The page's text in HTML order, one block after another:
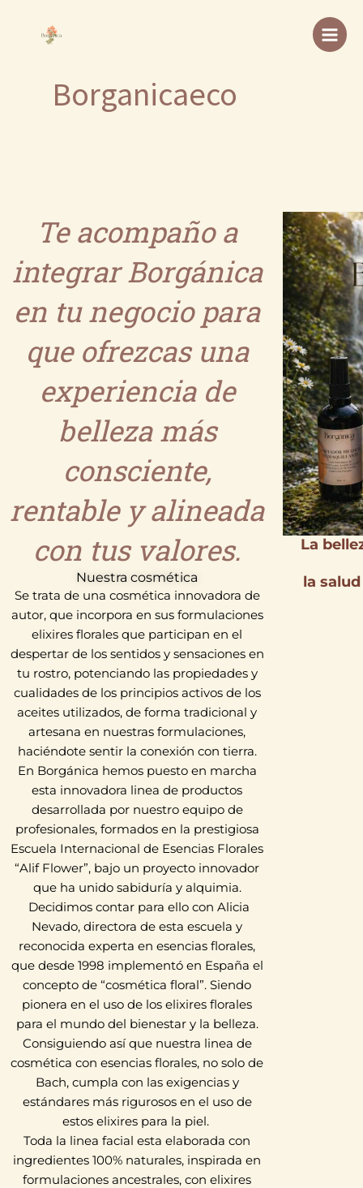
contenido
Borganicaeco
Te acompaño a
integrar Borgánica
en tu negocio para
que ofrezcas una
experiencia de
belleza más
consciente,
rentable y alineada
con tus valores.
Nuestra cosmética
Se trata de una cosmética innovadora de
autor, que incorpora en sus formulaciones
elixires florales que participan en el
despertar de los sentidos y sensaciones en
tu rostro, potenciando las propiedades y
cualidades de los principios activos de los
aceites utilizados, de forma tradicional y
artesana en nuestras formulaciones,
haciéndote sentir la conexión con tierra.
En Borgánica hemos puesto en marcha
esta innovadora linea de productos
desarrollada por nuestro equipo de
profesionales, formados en la prestigiosa
Escuela Internacional de Esencias Florales
“Alif Flower”, bajo un proyecto innovador
que ha unido sabiduría y alquimia.
Decidimos contar para ello con Alicia
Nevado, directora de esta escuela y
reconocida experta en esencias florales,
que desde 1998 implementó en España el
concepto de “cosmética floral”. Siendo
pionera en el uso de los elixires florales
para el mundo del bienestar y la belleza.
Consiguiendo así que nuestra linea de
cosmética con esencias florales, no solo de
Bach, cumpla con las exigencias y
estándares más rigurosos en el uso de
estos elixires para la piel.
Toda la linea facial esta elaborada con
ingredientes 100% naturales, inspirada en
formulaciones ancestrales, con elixires
La
la